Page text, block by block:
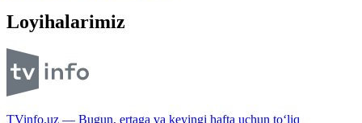
Loyihalarimiz
TVinfo.uz — Bugun, ertaga va keyingi hafta uchun to‘liq